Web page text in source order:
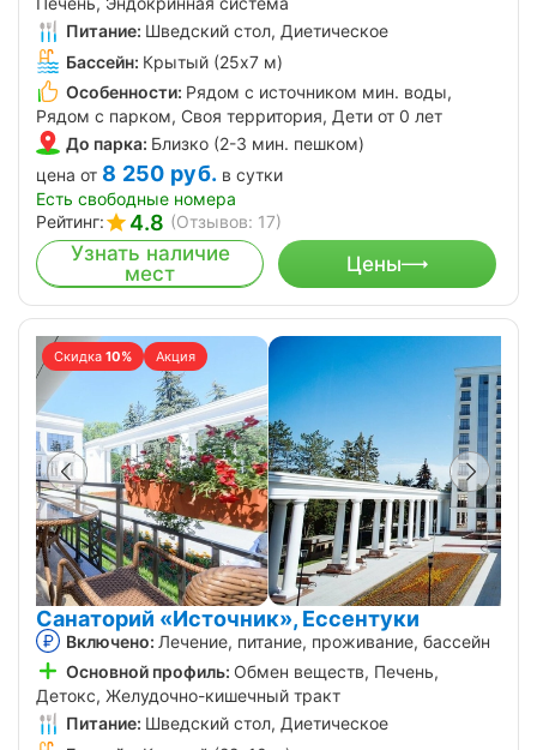
Питание: Шведский стол, Диетическое
Бассейн: Крытый (25х7 м)
Особенности: Рядом с источником мин. воды,
Рядом с парком, Своя территория, Дети от 0 лет
До парка: Близко (2-3 мин. пешком)
цена от 8 250 руб. в сутки
Есть свободные номера
Рейтинг:
4.8 (Отзывов: 17)
Узнать наличие
мест
Цены
Скидка 10% Акция
Санаторий «Источник», Ессентуки
Включено: Лечение, питание, проживание, бассейн
Основной профиль: Обмен веществ, Печень,
Детокс, Желудочно-кишечный тракт
Питание: Шведский стол, Диетическое